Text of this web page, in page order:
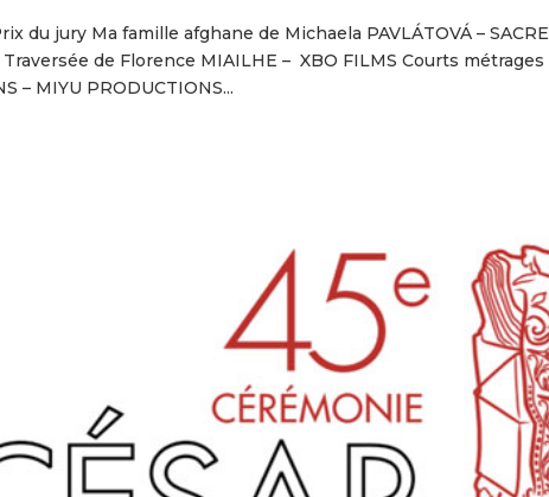
du jury Ma famille afghane de Michaela PAVLÁTOVÁ –
de Florence MIAILHE – XBO FILMS Courts
– MIYU PRODUCTIONS...